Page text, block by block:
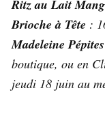
Ritz au Lait
Brioche à Tête :
Madeleine
boutique, ou en
jeudi 18 juin au